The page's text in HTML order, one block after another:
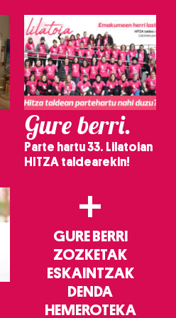
Gure berri.
Parte hartu 33. Lilatoian
HITZA taldearekin!
+
GURE BERRI
ZOZKETAK
ESKAINTZAK
DENDA
HEMEROTEKA